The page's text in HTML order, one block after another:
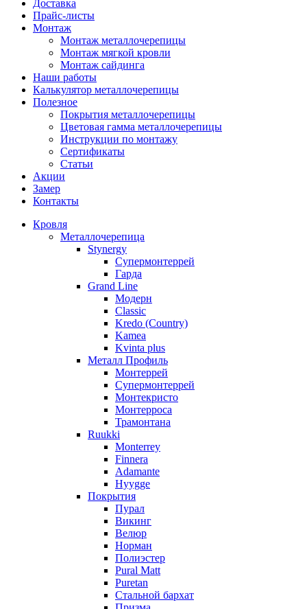
Доставка
Прайс-листы
Монтаж
Монтаж металлочерепицы
Монтаж мягкой кровли
Монтаж сайдинга
Наши работы
Калькулятор металлочерепицы
Полезное
Покрытия металлочерепицы
Цветовая гамма металлочерепицы
Инструкции по монтажу
Сертификаты
Статьи
Акции
Замер
Контакты
Кровля
Металлочерепица
Stynergy
Супермонтеррей
Гарда
Grand Line
Модерн
Classic
Kredo (Country)
Kamea
Kvinta plus
Металл Профиль
Монтеррей
Супермонтеррей
Монтекристо
Монтерроса
Трамонтана
Ruukki
Monterrey
Finnera
Adamante
Hyygge
Покрытия
Пурал
Викинг
Велюр
Норман
Полиэстер
Pural Matt
Puretan
Стальной бархат